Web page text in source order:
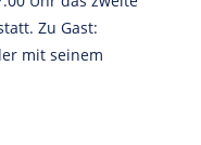
Zu Gast:
mit seinem